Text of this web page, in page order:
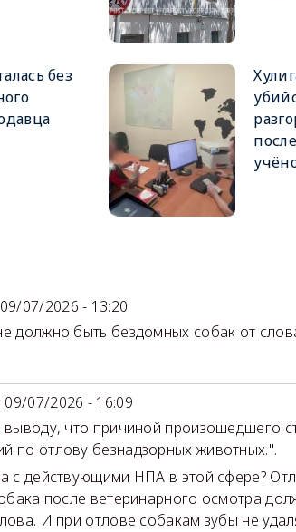
без
07/2026 - 13:20
должно быть бездомных собак от
09/07/2026 - 16:09
что причиной произошедшего
по отлову безнадзорных животных.".
с действующими НПА в этой сфере?
после ветеринарного осмотра
И при отлове собакам зубы не